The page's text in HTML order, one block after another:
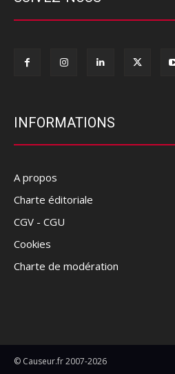
INFORMATIONS
A propos
Charte éditoriale
CGV - CGU
Cookies
Charte de modération
© Causeur.fr 2007-2026